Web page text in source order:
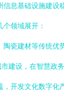
息基础设施建设
领域展开：
瓷建材等传统优
建设，在智慧政
开发文化数字化